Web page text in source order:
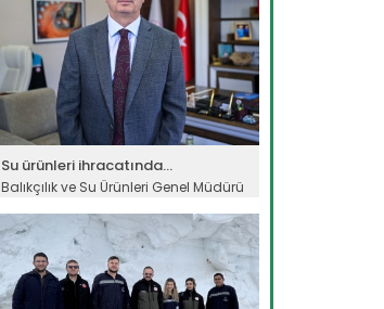
Su ürünleri ihracatında...
Balıkçılık ve Su Ürünleri Genel Müdürü
Devamını Oku ->